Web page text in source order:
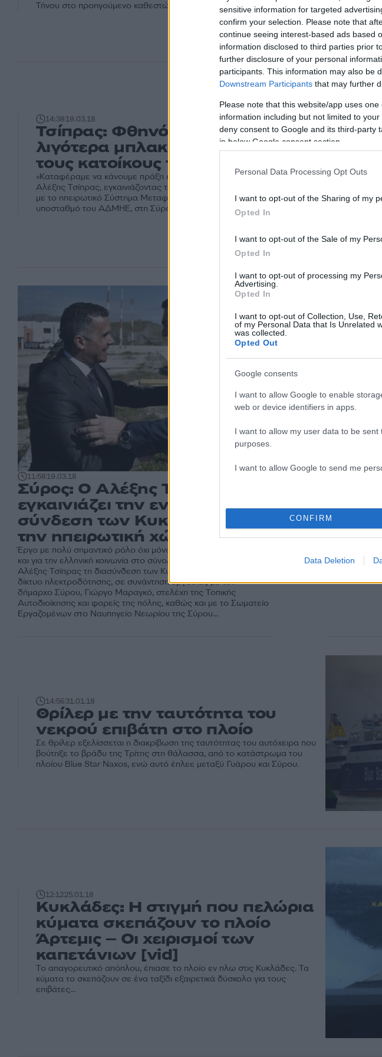
sensitive information for targeted
confirm your selection. Please note that
continue seeing interest-based ads based
information disclosed to third parties prior
further disclosure of your personal
participants. This information may also be
Downstream Participants that may further
Please note that this website/app uses
information including but not limited to
deny consent to Google and its third-party
in below Google consent section.
Personal Data Processing Opt Outs
I want to opt-out of the Sharing of my
Opted In
I want to opt-out of the Sale of my
Opted In
I want to opt-out of processing my
Advertising.
Opted In
I want to opt-out of Collection, Use,
of my Personal Data that Is Unrelated
was collected.
Opted Out
Google consents
I want to allow Google to enable
web or device identifiers in apps.
I want to allow my user data to be
purposes.
I want to allow Google to send me
CONFIRM
Data Deletion
Τήνου στο προηγούμενο καθεστώς, δηλαδή το πέρασμά του στο κράτος.
14:3819.03.18
Τσίπρας: Φθηνότερο ρεύμα και
λιγότερα μπλακ αουτ πλέον για
τους κατοίκους των Κυκλάδων
«Καταφέραμε να κάνουμε πράξη ένα όραμα δεκαετιών», υπογράμμισε ο
Αλέξης Τσίπρας, εγκαινιάζοντας το έργο της διασύνδεσης των Κυκλάδων
με το ηπειρωτικό Σύστημα Μεταφοράς Ηλεκτρικής Ενέργειας, στον
υποσταθμό του ΑΔΜΗΕ, στη Σύρο.
11:5819.03.18
Σύρος: Ο Αλέξης Τσίπρας
εγκαινιάζει την ενεργειακή
σύνδεση των Κυκλάδων με
την ηπειρωτική χώρα [pics]
Έργο με πολύ σημαντικό ρόλο όχι μόνο για τις Κυκλάδες αλλά
και για την ελληνική κοινωνία στο σύνολό της, χαρακτήρισε ο
Αλέξης Τσίπρας τη διασύνδεση των Κυκλάδων με το ηπειρωτικό
δίκτυο ηλεκτροδότησης, σε συνάντηση εργασίας με τον
δήμαρχο Σύρου, Γιώργο Μαραγκό, στελέχη της Τοπικής
Αυτοδιοίκησης και φορείς της πόλης, καθώς και με το Σωματείο
Εργαζομένων στο Ναυπηγείο Νεωρίου της Σύρου...
στις
Περρής
14:5631.01.18
Θρίλερ με την ταυτότητα του
νεκρού επιβάτη στο πλοίο
Σε θρίλερ εξελίσσεται η διακρίβωση της ταυτότητας του αυτόχειρα που
βούτηξε το βράδυ της Τρίτης στη θάλασσα, από το κατάστρωμα του
πλοίου Blue Star Naxos, ενώ αυτό έπλεε μεταξύ Γυάρου και Σύρου.
12:1225.01.18
Κυκλάδες: Η στιγμή που πελώρια
κύματα σκεπάζουν το πλοίο
Άρτεμις – Οι χειρισμοί των
καπετάνιων [vid]
Το απαγορευτικό απόπλου, έπιασε το πλοίο εν πλω στις Κυκλάδες. Τα
κύματα το σκεπάζουν σε ένα ταξίδι εξαιρετικά δύσκολο για τους
επιβάτες...